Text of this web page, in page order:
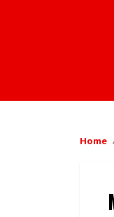
Home